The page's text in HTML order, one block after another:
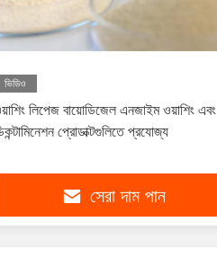
ভিডিও
লিপেজ বায়োডিজেল এনজাইম ওয়াশিং এবং
প্রোডাক্টগুলিতে প্রযোজ্য
সেরা দাম পান